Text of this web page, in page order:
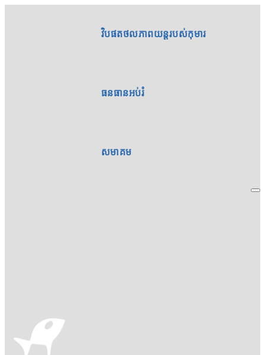
វិបផតថលភាពយន្តរបស់កុមារ
ធនធានអប់រំ
សមាគម